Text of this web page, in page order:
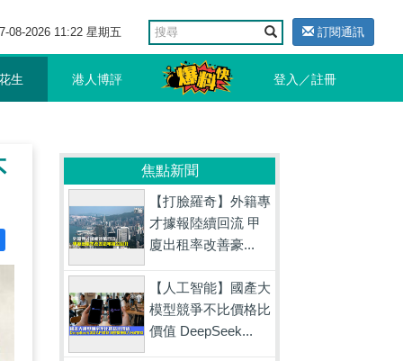
08-2026 11:22 星期五 訂閱通訊
生 港人博評 登入／註冊
焦點新聞
【打臉羅奇】外籍專
才據報陸續回流 甲
廈出租率改善豪...
【人工智能】國產大
模型競爭不比價格比
價值 DeepSeek...